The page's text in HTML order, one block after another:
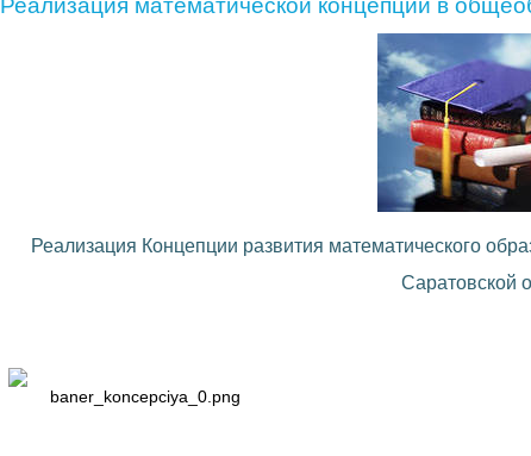
Реализация Концепции развития математического
Саратовской